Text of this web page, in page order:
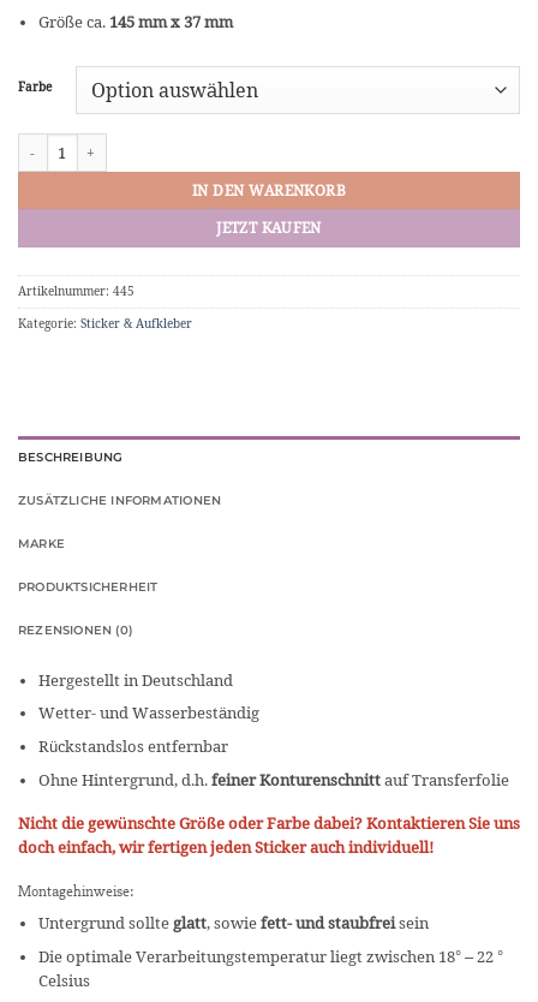
Größe ca. 145 mm x 37 mm
Farbe
IN DEN WARENKORB
JETZT KAUFEN
Artikelnummer: 445
Kategorie: Sticker & Aufkleber
BESCHREIBUNG
ZUSÄTZLICHE INFORMATIONEN
MARKE
PRODUKTSICHERHEIT
REZENSIONEN (0)
Hergestellt in Deutschland
Wetter- und Wasserbeständig
Rückstandslos entfernbar
Ohne Hintergrund, d.h.feiner Konturenschnittauf Transferfolie
Nicht die gewünschte Größe oder Farbe dabei? Kontaktieren Sie uns
doch einfach, wir fertigen jeden Sticker auch individuell!
Montagehinweise:
Untergrund sollte glatt, sowiefett- und staubfreisein
Die optimale Verarbeitungstemperatur liegt zwischen 18° – 22 °
Celsius